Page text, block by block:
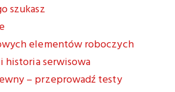
szukasz
elementów roboczych
historia serwisowa
– przeprowadź testy